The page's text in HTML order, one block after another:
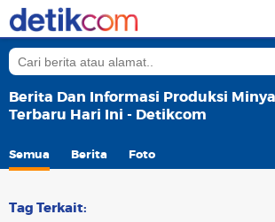
Berita Dan Informasi Produksi
Terbaru Hari Ini - Detikcom
Semua Berita Foto
Tag Terkait: